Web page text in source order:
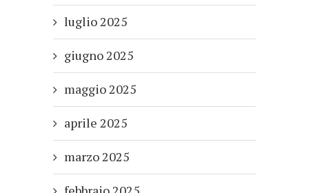
luglio 2025
giugno 2025
maggio 2025
aprile 2025
marzo 2025